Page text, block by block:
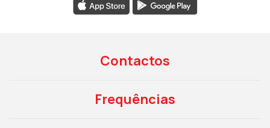
Contactos
Frequências